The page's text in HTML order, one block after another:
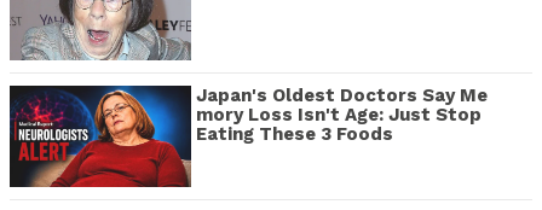
Japan's Oldest Doctors Say Me​
mory Lo​ss Isn't Age: Just Stop
Eating These 3 Foods